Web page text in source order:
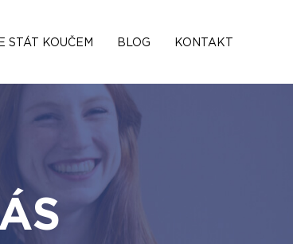
STÁT KOUČEM BLOG KONTAKT